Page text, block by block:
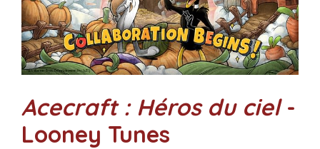
Acecraft : Héros du ciel-
Looney Tunes